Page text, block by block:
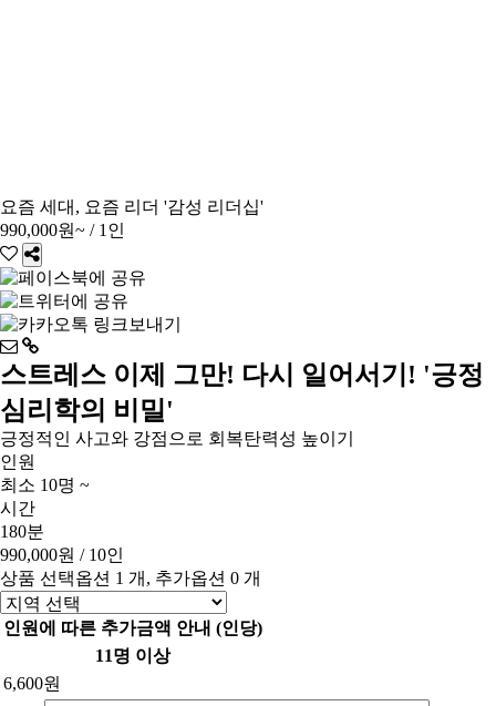
요즘 세대, 요즘 리더 '감성 리더십'
990,000원~ / 1인
스트레스 이제 그만! 다시 일어서기! '긍정
심리학의 비밀'
긍정적인 사고와 강점으로 회복탄력성 높이기
인원
최소 10명 ~
시간
180분
990,000원 / 10인
상품 선택옵션 1 개, 추가옵션 0 개
인원에 따른 추가금액 안내 (인당)
11명 이상
6,600원